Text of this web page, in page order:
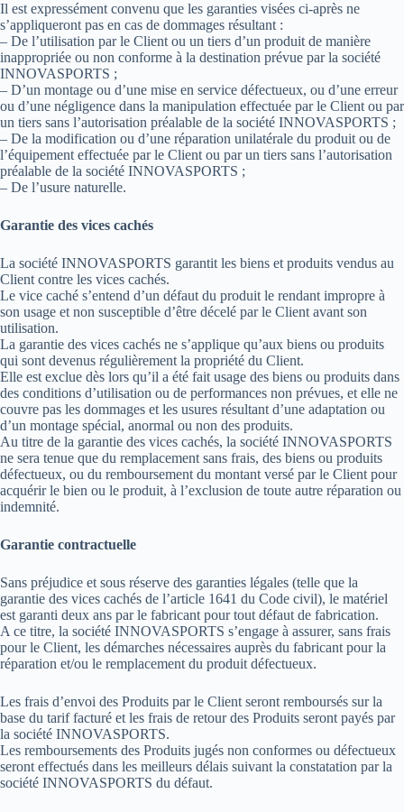
Il est expressément convenu que les garanties visées ci-après ne
s’appliqueront pas en cas de dommages résultant :
– De l’utilisation par le Client ou un tiers d’un produit de manière
inappropriée ou non conforme à la destination prévue par la société
INNOVASPORTS ;
– D’un montage ou d’une mise en service défectueux, ou d’une erreur
ou d’une négligence dans la manipulation effectuée par le Client ou par
un tiers sans l’autorisation préalable de la société INNOVASPORTS ;
– De la modification ou d’une réparation unilatérale du produit ou de
l’équipement effectuée par le Client ou par un tiers sans l’autorisation
préalable de la société INNOVASPORTS ;
– De l’usure naturelle.
Garantie des vices cachés
La société INNOVASPORTS garantit les biens et produits vendus au
Client contre les vices cachés.
Le vice caché s’entend d’un défaut du produit le rendant impropre à
son usage et non susceptible d’être décelé par le Client avant son
utilisation.
La garantie des vices cachés ne s’applique qu’aux biens ou produits
qui sont devenus régulièrement la propriété du Client.
Elle est exclue dès lors qu’il a été fait usage des biens ou produits dans
des conditions d’utilisation ou de performances non prévues, et elle ne
couvre pas les dommages et les usures résultant d’une adaptation ou
d’un montage spécial, anormal ou non des produits.
Au titre de la garantie des vices cachés, la société INNOVASPORTS
ne sera tenue que du remplacement sans frais, des biens ou produits
défectueux, ou du remboursement du montant versé par le Client pour
acquérir le bien ou le produit, à l’exclusion de toute autre réparation ou
indemnité.
Garantie contractuelle
Sans préjudice et sous réserve des garanties légales (telle que la
garantie des vices cachés de l’article 1641 du Code civil), le matériel
est garanti deux ans par le fabricant pour tout défaut de fabrication.
A ce titre, la société INNOVASPORTS s’engage à assurer, sans frais
pour le Client, les démarches nécessaires auprès du fabricant pour la
réparation et/ou le remplacement du produit défectueux.
Les frais d’envoi des Produits par le Client seront remboursés sur la
base du tarif facturé et les frais de retour des Produits seront payés par
la société INNOVASPORTS.
Les remboursements des Produits jugés non conformes ou défectueux
seront effectués dans les meilleurs délais suivant la constatation par la
société INNOVASPORTS du défaut.